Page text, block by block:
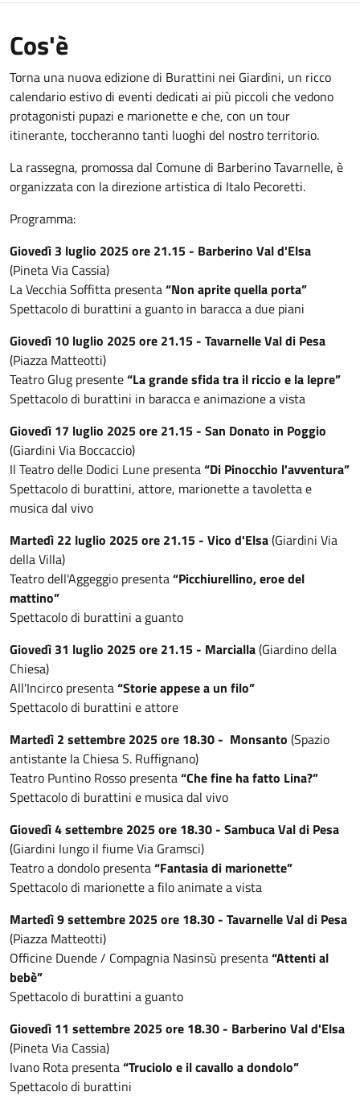
Cos'è
Torna una nuova edizione di Burattini nei Giardini, un ricco
calendario estivo di eventi dedicati ai più piccoli che vedono
protagonisti pupazi e marionette e che, con un tour
itinerante, toccheranno tanti luoghi del nostro territorio.
La rassegna, promossa dal Comune di Barberino Tavarnelle, è
organizzata con la direzione artistica di Italo Pecoretti.
Programma:
Giovedì 3 luglio 2025 ore 21.15 - Barberino Val d'Elsa
(Pineta Via Cassia)
La Vecchia Soffitta presenta“Non aprite quella porta”
Spettacolo di burattini a guanto in baracca a due piani
Giovedì 10 luglio 2025 ore 21.15 - Tavarnelle Val di Pesa
(Piazza Matteotti)
Teatro Glug presente“La grande sfida tra il riccio e la lepre”
Spettacolo di burattini in baracca e animazione a vista
Giovedì 17 luglio 2025 ore 21.15 - San Donato in Poggio
(Giardini Via Boccaccio)
Il Teatro delle Dodici Lune presenta“Di Pinocchio l'avventura”
Spettacolo di burattini, attore, marionette a tavoletta e
musica dal vivo
Martedì 22 luglio 2025 ore 21.15 - Vico d'Elsa(Giardini Via
della Villa)
Teatro dell'Aggeggio presenta“Picchiurellino, eroe del
mattino”
Spettacolo di burattini a guanto
Giovedì 31 luglio 2025 ore 21.15 - Marcialla(Giardino della
Chiesa)
All'Incirco presenta“Storie appese a un filo”
Spettacolo di burattini e attore
Martedì 2 settembre 2025 ore 18.30 - Monsanto (Spazio
antistante la Chiesa S. Ruffignano)
Teatro Puntino Rosso presenta“Che fine ha fatto Lina?”
Spettacolo di burattini e musica dal vivo
Giovedì 4 settembre 2025 ore 18.30 - Sambuca Val di Pesa
(Giardini lungo il fiume Via Gramsci)
Teatro a dondolo presenta“Fantasia di marionette”
Spettacolo di marionette a filo animate a vista
Martedì 9 settembre 2025 ore 18.30 - Tavarnelle Val di Pesa
(Piazza Matteotti)
Officine Duende / Compagnia Nasinsù presenta“Attenti al
bebè”
Spettacolo di burattini a guanto
Giovedì 11 settembre 2025 ore 18.30 - Barberino Val d'Elsa
(Pineta Via Cassia)
Ivano Rota presenta“Truciolo e il cavallo a dondolo”
Spettacolo di burattini